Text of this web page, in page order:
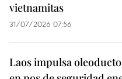
vietnamitas
31/07/2026 07:56
Laos impulsa